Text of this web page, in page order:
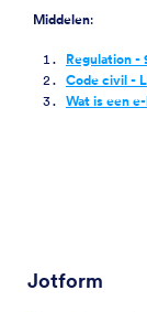
Middelen:
Regulation -
Code civil -
Wat is een
Jotform